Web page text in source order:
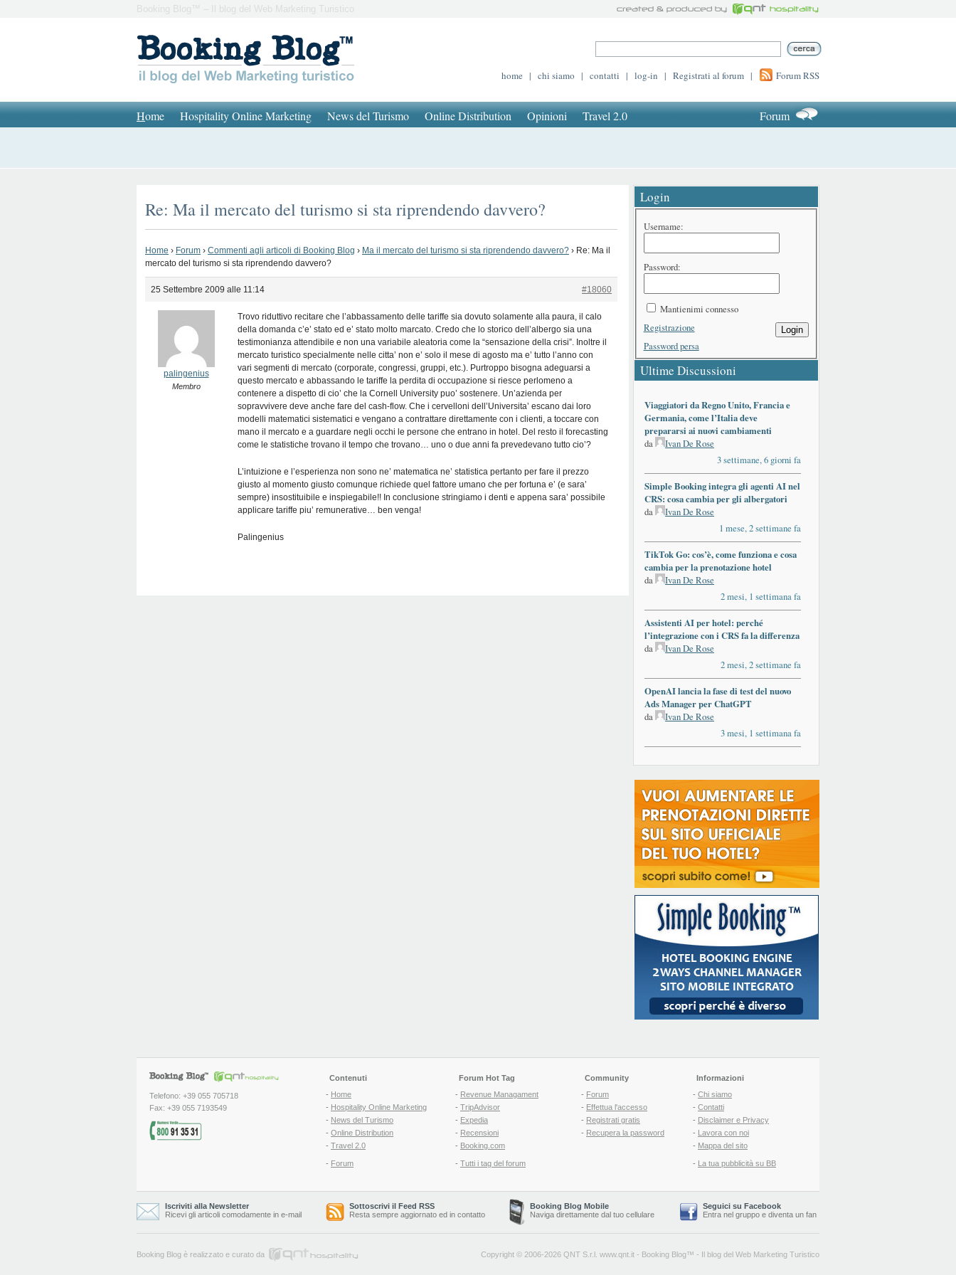
Booking Blog™ – Il blog del Web Marketing Turistico
home | chi siamo | contatti | log-in | Registrati al forum | Forum RSS
Home Hospitality Online Marketing News del Turismo Online Distribution Opinioni Travel 2.0 Forum
Re: Ma il mercato del turismo si sta riprendendo davvero?
Home › Forum › Commenti agli articoli di Booking Blog › Ma il mercato del turismo si sta riprendendo davvero? › Re: Ma il
mercato del turismo si sta riprendendo davvero?
25 Settembre 2009 alle 11:14 #18060
palingenius
Membro
Trovo riduttivo recitare che l’abbassamento delle tariffe sia dovuto solamente alla paura, il calo
della domanda c’e’ stato ed e’ stato molto marcato. Credo che lo storico dell’albergo sia una
testimonianza attendibile e non una variabile aleatoria come la “sensazione della crisi”. Inoltre il
mercato turistico specialmente nelle citta’ non e’ solo il mese di agosto ma e’ tutto l’anno con
vari segmenti di mercato (corporate, congressi, gruppi, etc.). Purtroppo bisogna adeguarsi a
questo mercato e abbassando le tariffe la perdita di occupazione si riesce perlomeno a
contenere a dispetto di cio’ che la Cornell University puo’ sostenere. Un’azienda per
sopravvivere deve anche fare del cash-flow. Che i cervelloni dell’Universita’ escano dai loro
modelli matematici sistematici e vengano a contrattare direttamente con i clienti, a toccare con
mano il mercato e a guardare negli occhi le persone che entrano in hotel. Del resto il forecasting
come le statistiche trovano il tempo che trovano… uno o due anni fa prevedevano tutto cio’?
L’intuizione e l’esperienza non sono ne’ matematica ne’ statistica pertanto per fare il prezzo
giusto al momento giusto comunque richiede quel fattore umano che per fortuna e’ (e sara’
sempre) insostituibile e inspiegabile!! In conclusione stringiamo i denti e appena sara’ possibile
applicare tariffe piu’ remunerative… ben venga!
Palingenius
Login
Username:
Password:
Mantienimi connesso
Login
Registrazione
Password persa
Ultime Discussioni
Viaggiatori da Regno Unito, Francia e
Germania, come l’Italia deve
prepararsi ai nuovi cambiamenti
da
Ivan De Rose
3 settimane, 6 giorni fa
Simple Booking integra gli agenti AI nel
CRS: cosa cambia per gli albergatori
da
Ivan De Rose
1 mese, 2 settimane fa
TikTok Go: cos’è, come funziona e cosa
cambia per la prenotazione hotel
da
Ivan De Rose
2 mesi, 1 settimana fa
Assistenti AI per hotel: perché
l’integrazione con i CRS fa la differenza
da
Ivan De Rose
2 mesi, 2 settimane fa
OpenAI lancia la fase di test del nuovo
Ads Manager per ChatGPT
da
Ivan De Rose
3 mesi, 1 settimana fa
Telefono: +39 055 705718
Fax: +39 055 7193549
Contenuti
- Home
- Hospitality Online Marketing
- News del Turismo
- Online Distribution
- Travel 2.0
- Forum
Forum Hot Tag
- Revenue Managament
- TripAdvisor
- Expedia
- Recensioni
- Booking.com
- Tutti i tag del forum
Community
- Forum
- Effettua l'accesso
- Registrati gratis
- Recupera la password
Informazioni
- Chi siamo
- Contatti
- Disclaimer e Privacy
- Lavora con noi
- Mappa del sito
- La tua pubblicità su BB
Iscriviti alla Newsletter
Ricevi gli articoli comodamente in e-mail
Sottoscrivi il Feed RSS
Resta sempre aggiornato ed in contatto
Booking Blog Mobile
Naviga direttamente dal tuo cellulare
Seguici su Facebook
Entra nel gruppo e diventa un fan
Booking Blog è realizzato e curato da Copyright © 2006-2026 QNT S.r.l. www.qnt.it - Booking Blog™ - Il blog del Web Marketing Turistico